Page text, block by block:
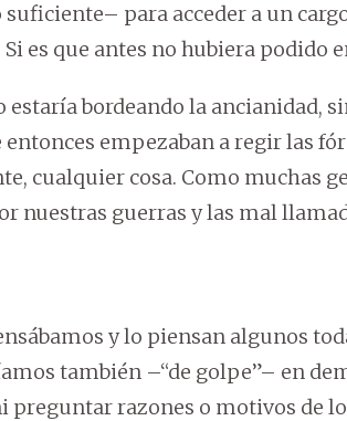
suficiente– para acceder a un
es que antes no hubiera podido
estaría bordeando la ancianidad,
entonces empezaban a regir las
cualquier cosa. Como muchas
nuestras guerras y las mal
y lo piensan algunos
también –“de golpe”– en
preguntar razones o motivos de